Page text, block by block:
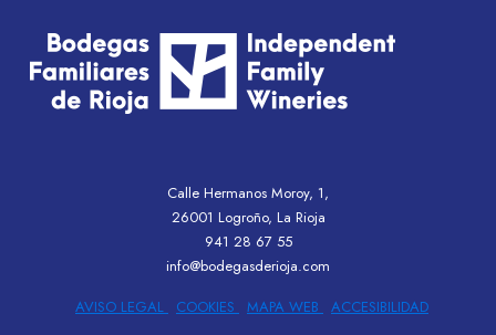
Calle Hermanos Moroy, 1,
26001 Logroño, La Rioja
941 28 67 55
info@bodegasderioja.com
AVISO LEGAL
COOKIES MAPA WEB ACCESIBILIDAD